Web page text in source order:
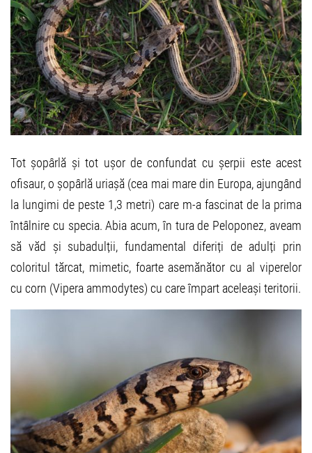
Tot șopârlă și tot ușor de confundat cu șerpii este acest
ofisaur, o șopârlă uriașă (cea mai mare din Europa, ajungând
la lungimi de peste 1,3 metri) care m-a fascinat de la prima
întâlnire cu specia. Abia acum, în tura de Peloponez, aveam
să văd și subadulții, fundamental diferiți de adulți prin
coloritul tărcat, mimetic, foarte asemănător cu al viperelor
cu corn (Vipera ammodytes) cu care împart aceleași teritorii.